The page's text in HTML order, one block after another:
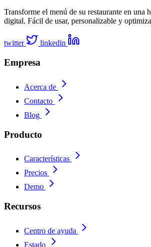
Transforme el menú de su restaurante en una
digital. Fácil de usar, personalizable y
twitter linkedin
Empresa
Acerca de
Contacto
Blog
Producto
Características
Precios
Demo
Recursos
Centro de ayuda
Estado